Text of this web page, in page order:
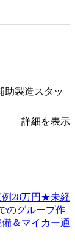
助製造スタッ
詳細を表示